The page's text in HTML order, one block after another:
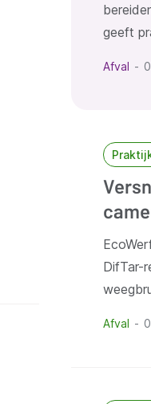
geeft
Afval
DifTar-
Afval